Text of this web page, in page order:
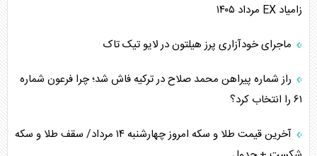
زامیاد EX مرداد ۱۴۰۵
ماجرای خودآزاری پرز هیلتون در لایو تیک تاک
راز شماره پیراهن محمد صلاح در ترکیه فاش شد؛ چرا فرعون شماره
۶۱ را انتخاب کرد؟
آخرین قیمت طلا و سکه امروز چهارشنبه ۱۴ مرداد/ سقف طلا و سکه